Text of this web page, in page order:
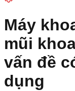
Máy
mũi
vấn đề
dụng